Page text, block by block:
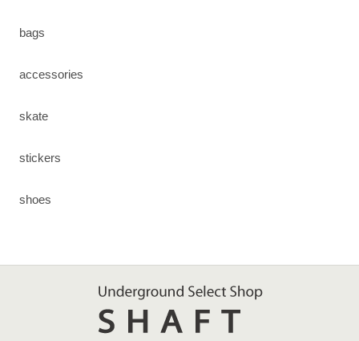
bags
accessories
skate
stickers
shoes